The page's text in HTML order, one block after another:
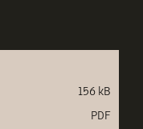
156 kB
PDF